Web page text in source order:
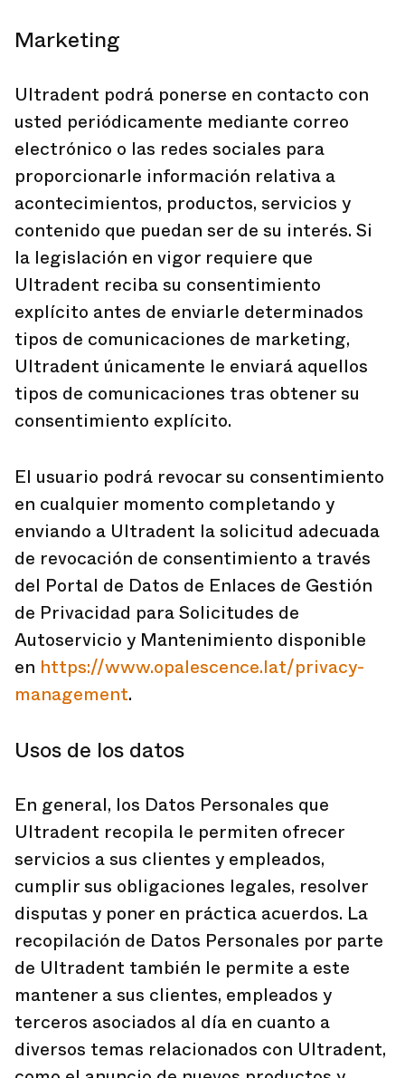
Marketing
Ultradent podrá ponerse en contacto con
usted periódicamente mediante correo
electrónico o las redes sociales para
proporcionarle información relativa a
acontecimientos, productos, servicios y
contenido que puedan ser de su interés. Si
la legislación en vigor requiere que
Ultradent reciba su consentimiento
explícito antes de enviarle determinados
tipos de comunicaciones de marketing,
Ultradent únicamente le enviará aquellos
tipos de comunicaciones tras obtener su
consentimiento explícito.
El usuario podrá revocar su consentimiento
en cualquier momento completando y
enviando a Ultradent la solicitud adecuada
de revocación de consentimiento a través
del Portal de Datos de Enlaces de Gestión
de Privacidad para Solicitudes de
Autoservicio y Mantenimiento disponible
en https://www.opalescence.lat/privacy-
management.
Usos de los datos
En general, los Datos Personales que
Ultradent recopila le permiten ofrecer
servicios a sus clientes y empleados,
cumplir sus obligaciones legales, resolver
disputas y poner en práctica acuerdos. La
recopilación de Datos Personales por parte
de Ultradent también le permite a este
mantener a sus clientes, empleados y
terceros asociados al día en cuanto a
diversos temas relacionados con Ultradent,